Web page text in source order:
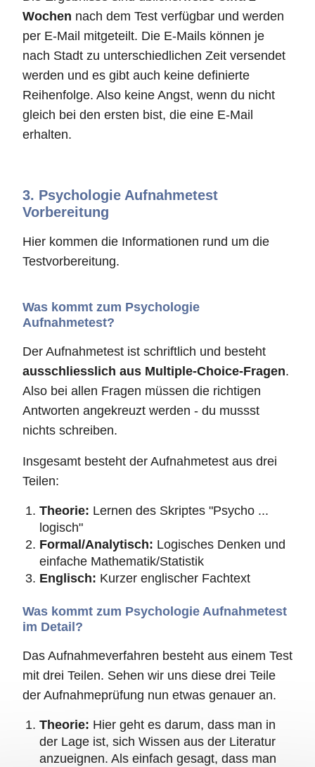
Wochen nach dem Test verfügbar und werden
per E-Mail mitgeteilt. Die E-Mails können je
nach Stadt zu unterschiedlichen Zeit versendet
werden und es gibt auch keine definierte
Reihenfolge. Also keine Angst, wenn du nicht
gleich bei den ersten bist, die eine E-Mail
erhalten.
3. Psychologie Aufnahmetest
Vorbereitung
Hier kommen die Informationen rund um die
Testvorbereitung.
Was kommt zum Psychologie
Aufnahmetest?
Der Aufnahmetest ist schriftlich und besteht
ausschliesslich aus Multiple-Choice-Fragen.
Also bei allen Fragen müssen die richtigen
Antworten angekreuzt werden - du mussst
nichts schreiben.
Insgesamt besteht der Aufnahmetest aus drei
Teilen:
Theorie: Lernen des Skriptes "Psycho ...
logisch"
Formal/Analytisch: Logisches Denken und
einfache Mathematik/Statistik
Englisch: Kurzer englischer Fachtext
Was kommt zum Psychologie Aufnahmetest
im Detail?
Das Aufnahmeverfahren besteht aus einem Test
mit drei Teilen. Sehen wir uns diese drei Teile
der Aufnahmeprüfung nun etwas genauer an.
Theorie: Hier geht es darum, dass man in
der Lage ist, sich Wissen aus der Literatur
anzueignen. Als einfach gesagt, dass man